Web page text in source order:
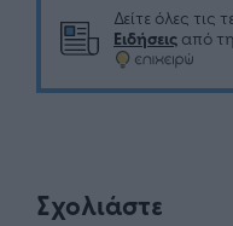
Δείτε όλες τις
Ειδήσεις από
Σχολιάστε